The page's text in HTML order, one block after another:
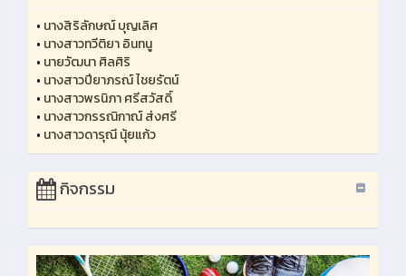
• นางสิริลักษณ์ บุญเลิศ
• นางสาวทวีติยา อินทนู
• นายวัฒนา ศิลศิริ
• นางสาวปียาภรณ์ ไชยรัตน์
• นางสาวพรนิภา ศรีสวัสดิ์
• นางสาวกรรณิกาณ์ ส่งศรี
• นางสาวดารุณี นุ้ยแก้ว
กิจกรรม